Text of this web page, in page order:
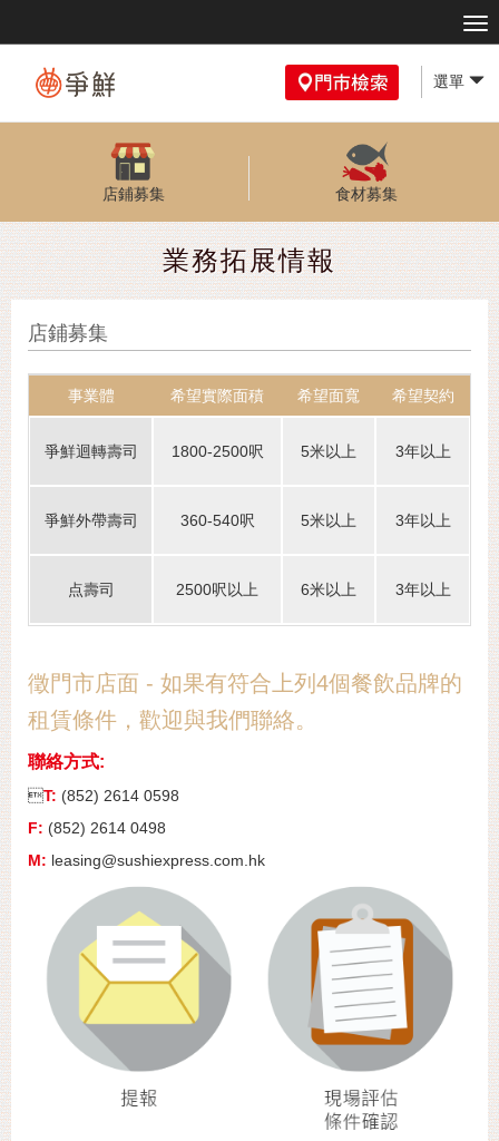
選單
店鋪募集 食材募集
業務拓展情報
店鋪募集
事業體 希望實際面積 希望面寬 希望契約
爭鮮迴轉壽司 1800-2500呎 5米以上 3年以上
爭鮮外帶壽司 360-540呎 5米以上 3年以上
点壽司 2500呎以上 6米以上 3年以上
徵門市店面 - 如果有符合上列4個餐飲品牌的
租賃條件，歡迎與我們聯絡。
聯絡方式:
T: (852) 2614 0598
F: (852) 2614 0498
M: leasing@sushiexpress.com.hk